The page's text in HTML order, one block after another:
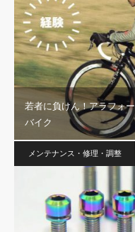
若者に負けん！アラフォ
バイク
メンテナンス・修理・調整